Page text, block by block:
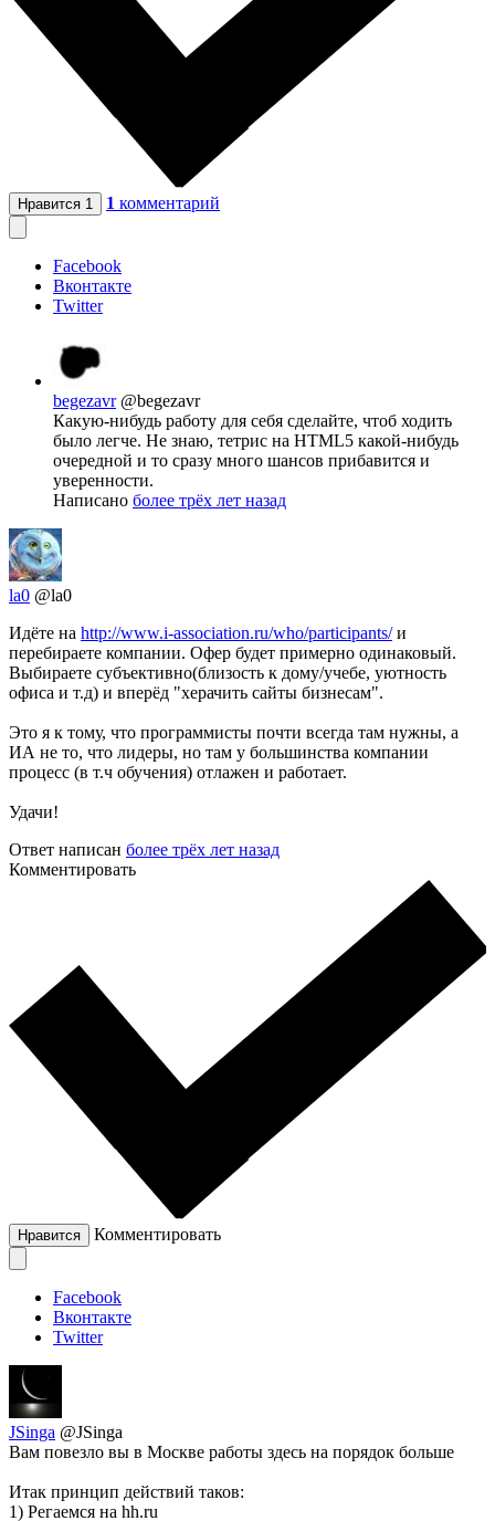
Нравится 1 1 комментарий
Facebook
Вконтакте
Twitter
begezavr @begezavr
Какую-нибудь работу для себя сделайте, чтоб ходить
было легче. Не знаю, тетрис на HTML5 какой-нибудь
очередной и то сразу много шансов прибавится и
уверенности.
Написано более трёх лет назад
la0 @la0
Идёте на http://www.i-association.ru/who/participants/и
перебираете компании. Офер будет примерно одинаковый.
Выбираете субъективно(близость к дому/учебе, уютность
офиса и т.д) и вперёд "херачить сайты бизнесам".
Это я к тому, что программисты почти всегда там нужны, а
ИА не то, что лидеры, но там у большинства компании
процесс (в т.ч обучения) отлажен и работает.
Удачи!
Ответ написан более трёх лет назад
Комментировать
Нравится Комментировать
Facebook
Вконтакте
Twitter
JSinga @JSinga
Вам повезло вы в Москве работы здесь на порядок больше
Итак принцип действий таков:
1) Регаемся на hh.ru